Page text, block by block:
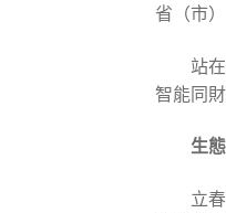
省（市）
站
智能同
生
立